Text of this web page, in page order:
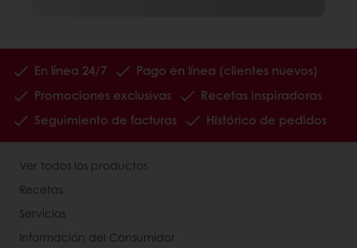
En línea 24/7
Pago en línea (clientes nuevos)
Promociones exclusivas
Recetas inspiradoras
Seguimiento de facturas
Histórico de pedidos
Ver todos los productos
Recetas
Servicios
Información del Consumidor